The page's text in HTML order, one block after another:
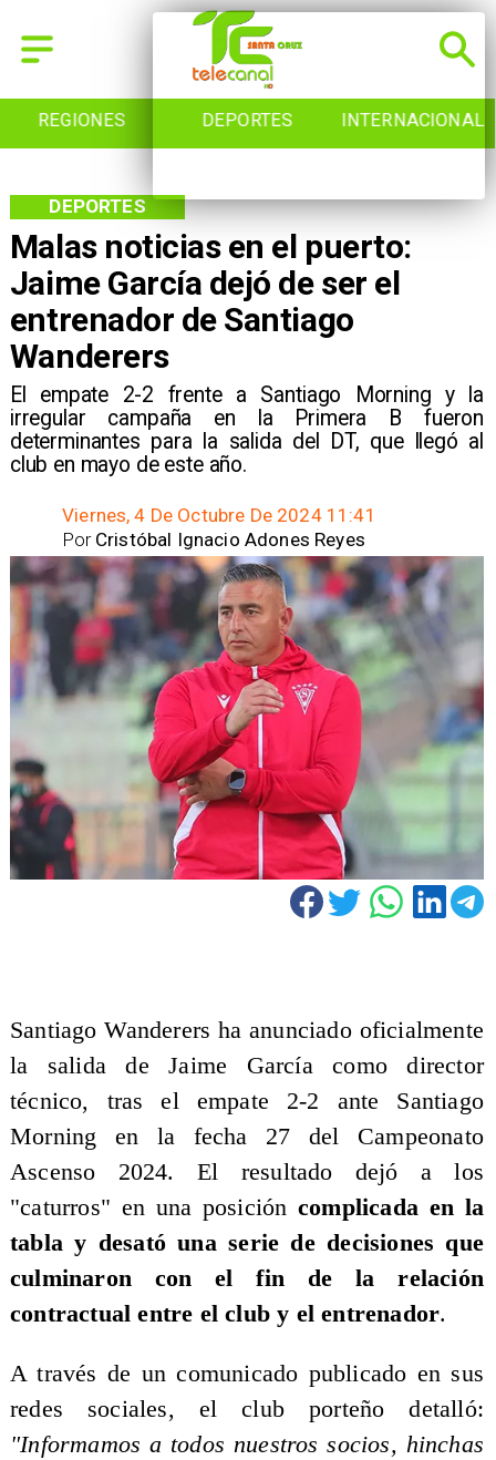
REGIONES DEPORTES INTERNACIONAL
Malas noticias en el puerto:
Jaime García dejó de ser el
entrenador de Santiago
Wanderers
​El empate 2-2 frente a Santiago Morning y la
irregular campaña en la Primera B fueron
determinantes para la salida del DT, que llegó al
club en mayo de este año.
DEPORTES
Viernes, 4 De Octubre De 2024 11:41
Cristóbal Ignacio Adones Reyes
Por
Santiago Wanderers ha anunciado oficialmente
la salida de Jaime García como director
técnico, tras el empate 2-2 ante Santiago
Morning en la fecha 27 del Campeonato
Ascenso 2024. El resultado dejó a los
"caturros" en una posicióncomplicada en la
tabla y desató una serie de decisiones que
culminaron con el fin de la relación
contractual entre el club y el entrenador.
A través de un comunicado publicado en sus
redes sociales, el club porteño detalló:
"Informamos a todos nuestros socios, hinchas